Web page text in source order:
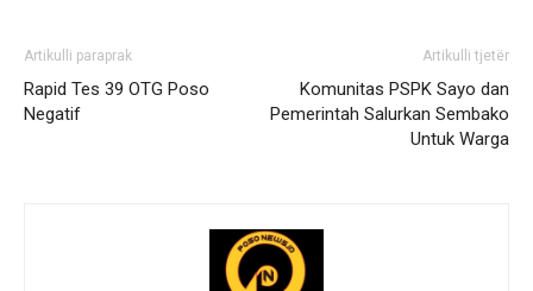
Artikulli paraprak
Rapid Tes 39 OTG Poso
Negatif
Artikulli tjetër
Komunitas PSPK Sayo dan
Pemerintah Salurkan Sembako
Untuk Warga